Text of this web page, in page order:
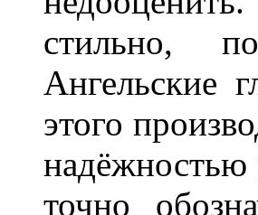
стильно,
Ангельские
этого
надёжностью
точно